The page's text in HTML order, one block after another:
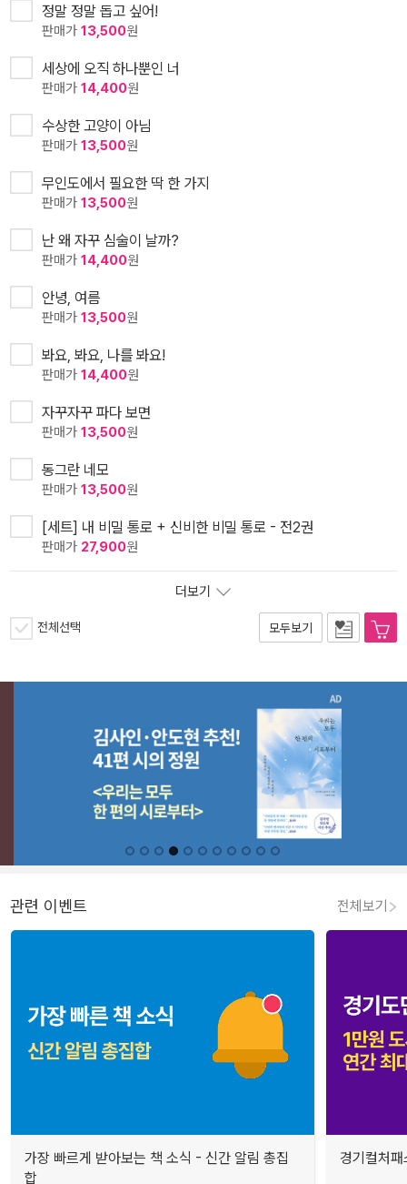
정말 정말 돕고 싶어!
판매가 13,500원
세상에 오직 하나뿐인 너
판매가 14,400원
수상한 고양이 아님
판매가 13,500원
무인도에서 필요한 딱 한 가지
판매가 13,500원
난 왜 자꾸 심술이 날까?
판매가 14,400원
안녕, 여름
판매가 13,500원
봐요, 봐요, 나를 봐요!
판매가 14,400원
자꾸자꾸 파다 보면
판매가 13,500원
동그란 네모
판매가 13,500원
[세트] 내 비밀 통로 + 신비한 비밀 통로 - 전2권
판매가 27,900원
더보기
전체선택 모두보기
관련 이벤트 전체보기
가장 빠르게 받아보는 책 소식 - 신간 알림 총집
합
경기컬처